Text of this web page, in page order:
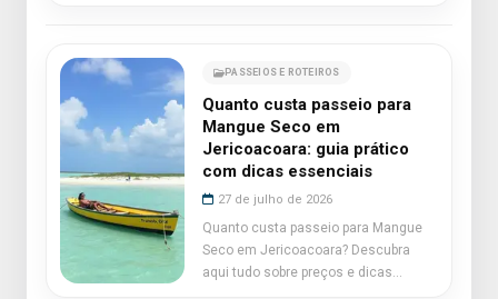
PASSEIOS E ROTEIROS
Quanto custa passeio para
Mangue Seco em
Jericoacoara: guia prático
com dicas essenciais
27 de julho de 2026
Quanto custa passeio para Mangue
Seco em Jericoacoara? Descubra
aqui tudo sobre preços e dicas